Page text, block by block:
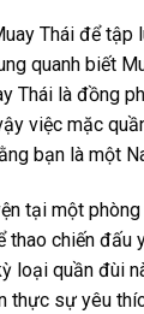
Thái để tập
quanh biết
Thái là đồng
việc mặc
bạn là một
tại một
thao chiến đấu
loại quần đùi
thực sự yêu